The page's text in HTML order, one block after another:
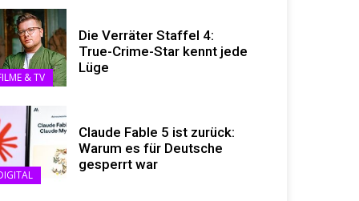
& TV
Die Verräter Staffel 4:
True-Crime-Star kennt jede
Lüge
Claude Fable 5 ist zurück:
Warum es für Deutsche
gesperrt war